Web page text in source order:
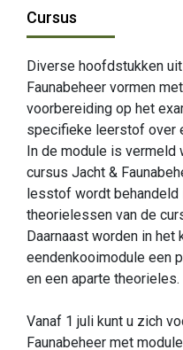
Cursus
Diverse hoofdstukken
Faunabeheer vormen
voorbereiding op het
specifieke leerstof over
In de module is
cursus Jacht &
lesstof wordt behandeld
theorielessen van de
Daarnaast worden in het
eendenkooimodule een
en een aparte theorieles.
Vanaf 1 juli kunt u zich
Faunabeheer met